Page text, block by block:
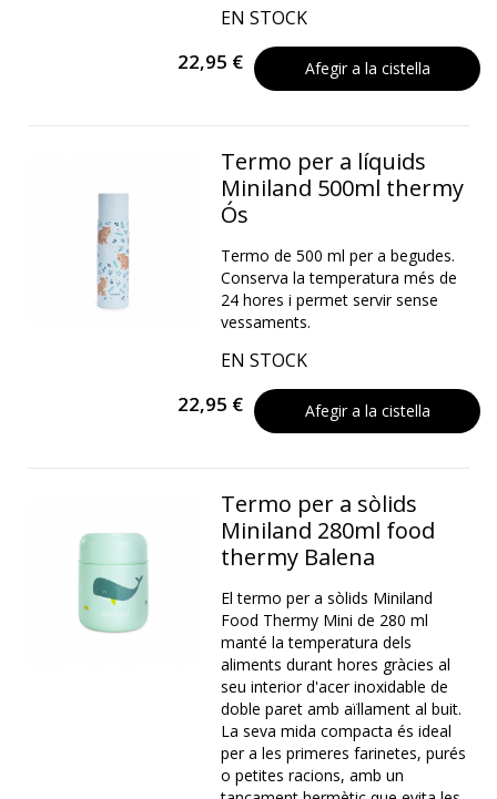
EN STOCK
22,95 € Afegir a la cistella
Termo per a líquids
Miniland 500ml thermy
Ós
Termo de 500 ml per a begudes.
Conserva la temperatura més de
24 hores i permet servir sense
vessaments.
EN STOCK
22,95 € Afegir a la cistella
Termo per a sòlids
Miniland 280ml food
thermy Balena
El termo per a sòlids Miniland
Food Thermy Mini de 280 ml
manté la temperatura dels
aliments durant hores gràcies al
seu interior d'acer inoxidable de
doble paret amb aïllament al buit.
La seva mida compacta és ideal
per a les primeres farinetes, purés
o petites racions, amb un